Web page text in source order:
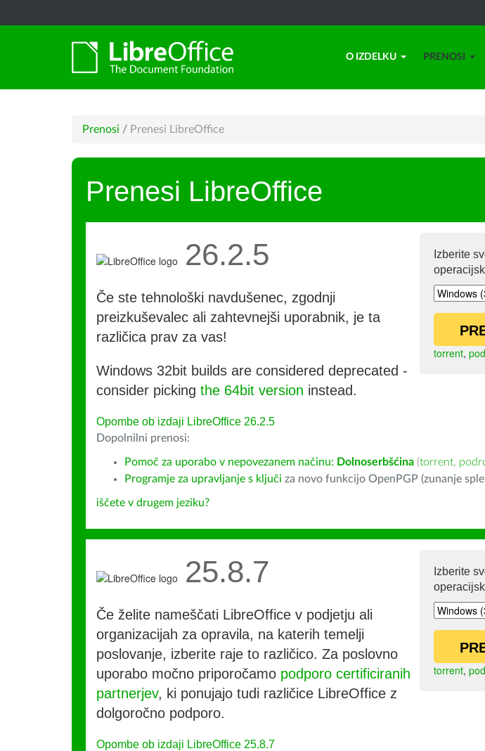
O IZDELKU PRENOSI
Prenosi / Prenesi LibreOffice
Prenesi LibreOffice
Izberite
torrent,
26.2.5
Če ste tehnološki navdušenec, zgodnji
preizkuševalec ali zahtevnejši uporabnik, je ta
različica prav za vas!
Windows 32bit builds are considered deprecated -
consider picking the 64bit version instead.
Opombe ob izdaji LibreOffice 26.2.5
Dopolnilni prenosi:
Pomoč za uporabo v nepovezanem načinu: Dolnoserbšćina (torrent,
Programje za upravljanje s ključi za novo funkcijo OpenPGP (zunanje
iščete v drugem jeziku?
Izberite
torrent,
25.8.7
Če želite nameščati LibreOffice v podjetju ali
organizacijah za opravila, na katerih temelji
poslovanje, izberite raje to različico. Za poslovno
uporabo močno priporočamo podporo certificiranih
partnerjev, ki ponujajo tudi različice LibreOffice z
dolgoročno podporo.
Opombe ob izdaji LibreOffice 25.8.7